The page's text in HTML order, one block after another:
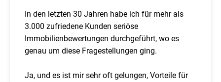
In den letzten 30 Jahren habe ich für mehr als
3.000 zufriedene Kunden seriöse
Immobilienbewertungen durchgeführt, wo es
genau um diese Fragestellungen ging.
Ja, und es ist mir sehr oft gelungen, Vorteile für